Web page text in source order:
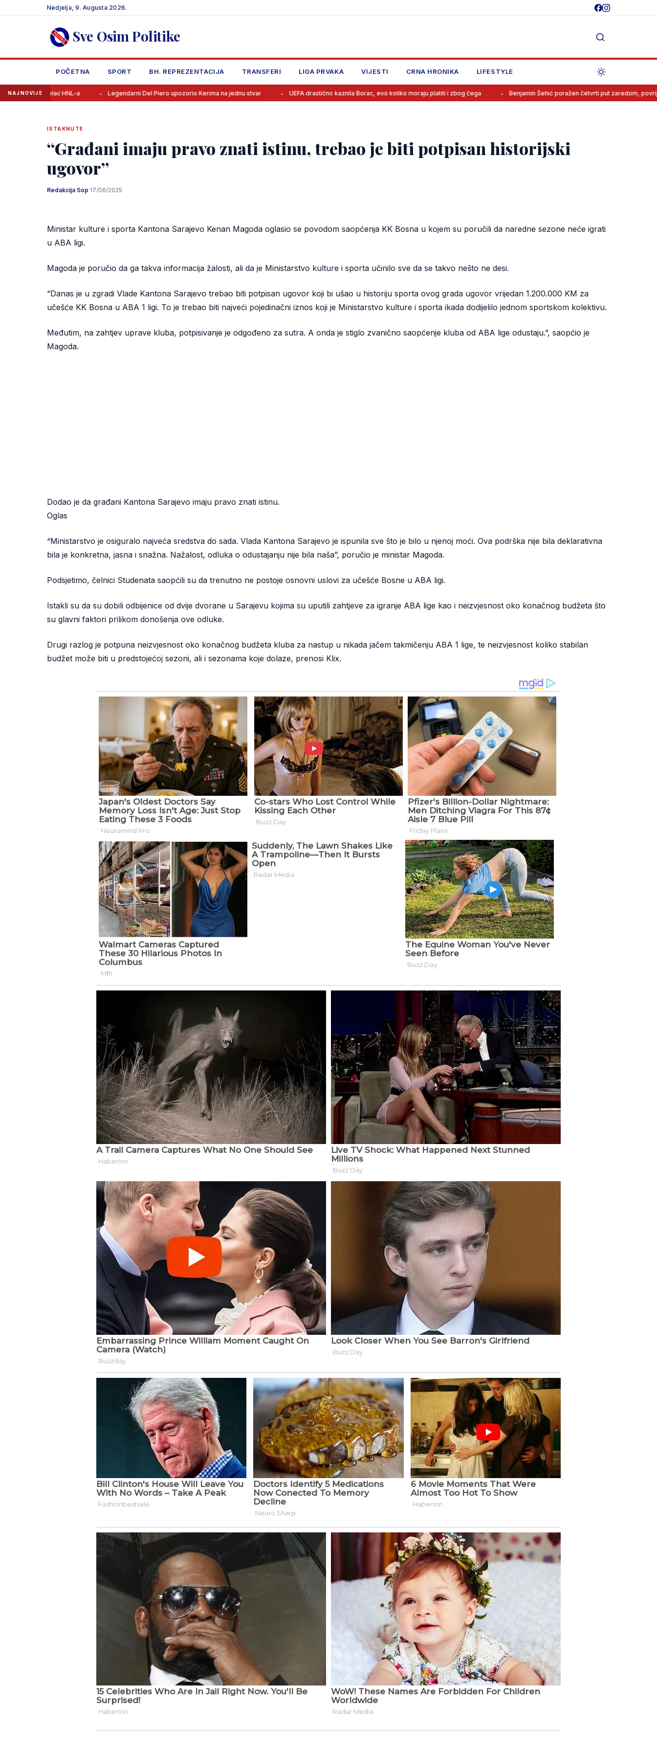
to
Nedjelja, 9. Augusta 2026.
Sve Osim Politike
POČETNA SPORT BH. REPREZENTACIJA TRANSFERI LIGA PRVAKA VIJESTI CRNA HRONIKA LIFESTYLE
NAJNOVIJE
HNL-a Legendarni Del Piero upozorio Kerima na jednu stvar UEFA drastično kaznila Borac, evo koliko moraju platiti i zbog čega Benjamin Šehić poražen četvrti put zaredom, povrijedio se u prvoj
ISTAKNUTE
“Građani imaju pravo znati istinu, trebao je biti potpisan historijski
ugovor”
Redakcija Sop·17/06/2025
Ministar kulture i sporta Kantona Sarajevo Kenan Magoda oglasio se povodom saopćenja KK Bosna u kojem su poručili da naredne sezone neće igrati
u ABA ligi.
Magoda je poručio da ga takva informacija žalosti, ali da je Ministarstvo kulture i sporta učinilo sve da se takvo nešto ne desi.
“Danas je u zgradi Vlade Kantona Sarajevo trebao biti potpisan ugovor koji bi ušao u historiju sporta ovog grada ugovor vrijedan 1.200.000 KM za
učešće KK Bosna u ABA 1 ligi. To je trebao biti najveći pojedinačni iznos koji je Ministarstvo kulture i sporta ikada dodijelilo jednom sportskom kolektivu.
Međutim, na zahtjev uprave kluba, potpisivanje je odgođeno za sutra. A onda je stiglo zvanično saopćenje kluba od ABA lige odustaju.”, saopćio je
Magoda.
Dodao je da građani Kantona Sarajevo imaju pravo znati istinu.
Oglas
“Ministarstvo je osiguralo najveća sredstva do sada. Vlada Kantona Sarajevo je ispunila sve što je bilo u njenoj moći. Ova podrška nije bila deklarativna
bila je konkretna, jasna i snažna. Nažalost, odluka o odustajanju nije bila naša”, poručio je ministar Magoda.
Podsjetimo, čelnici Studenata saopćili su da trenutno ne postoje osnovni uslovi za učešće Bosne u ABA ligi.
Istakli su da su dobili odbijenice od dvije dvorane u Sarajevu kojima su uputili zahtjeve za igranje ABA lige kao i neizvjesnost oko konačnog budžeta što
su glavni faktori prilikom donošenja ove odluke.
Drugi razlog je potpuna neizvjesnost oko konačnog budžeta kluba za nastup u nikada jačem takmičenju ABA 1 lige, te neizvjesnost koliko stabilan
budžet može biti u predstojećoj sezoni, ali i sezonama koje dolaze, prenosi Klix.